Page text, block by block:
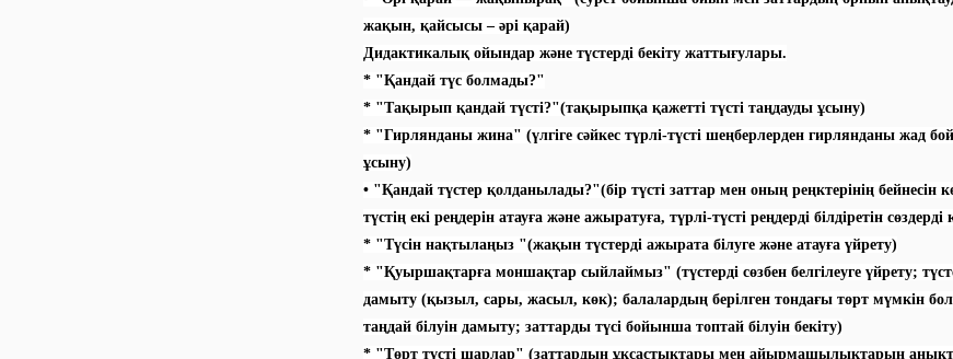
жақын, қайсысы – әрі қарай)
Дидактикалық ойындар және түстерді бекіту жаттығулары.
* "Қандай түс болмады?"
* "Тақырып қандай түсті?"(тақырыпқа қажетті түсті таңдауды ұсыну)
* "Гирлянданы жина" (үлгіге сәйкес түрлі-түсті шеңберлерден гирлянданы жад
ұсыну)
• "Қандай түстер қолданылады?"(бір түсті заттар мен оның реңктерінің бейнесін
түстің екі реңдерін атауға және ажыратуға, түрлі-түсті реңдерді білдіретін
* "Түсін нақтылаңыз "(жақын түстерді ажырата білуге және атауға үйрету)
* "Қуыршақтарға моншақтар сыйлаймыз" (түстерді сөзбен белгілеуге үйрету;
дамыту (қызыл, сары, жасыл, көк); балалардың берілген тондағы төрт мүмкін
таңдай білуін дамыту; заттарды түсі бойынша топтай білуін бекіту)
* "Төрт түсті шарлар" (заттардың ұқсастықтары мен айырмашылықтарын